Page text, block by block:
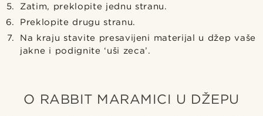
Zatim, preklopite jednu stranu.
Preklopite drugu stranu.
Na kraju stavite presavijeni materijal u džep vaše
jakne i podignite ‘uši zeca’.
O RABBIT MARAMICI U DŽEPU